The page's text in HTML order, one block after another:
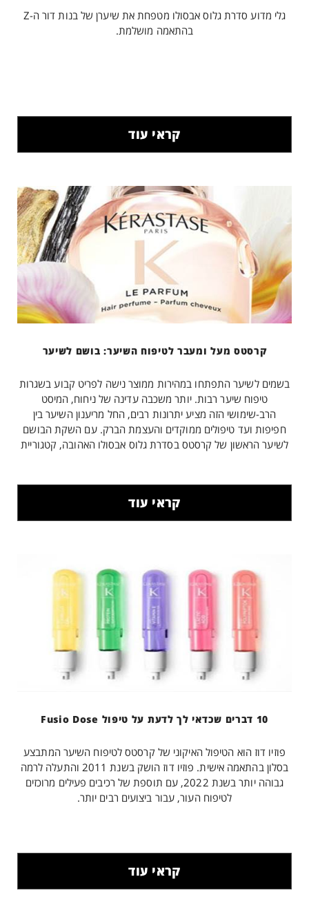
גלי מדוע סדרת גלוס אבסולו מטפחת את שיערן של בנות דור ה-Z
בהתאמה מושלמת.
קראי עוד
קרסטס מעל ומעבר לטיפוח השיער: בושם לשיער
בשמים לשיער התפתחו במהירות ממוצר נישה לפריט קבוע בשגרות
טיפוח שיער רבות. יותר משכבה עדינה של ניחוח, המיסט
הרב-שימושי הזה מציע יתרונות רבים, החל מריענון השיער בין
חפיפות ועד טיפולים ממוקדים והעצמת הברק. עם השקת הבושם
לשיער הראשון של קרסטס בסדרת גלוס אבסולו האהובה, קטגוריית
קראי עוד
10 דברים שכדאי לך לדעת על טיפול Fusio Dose
פוזיו דוז הוא הטיפול האיקוני של קרסטס לטיפוח השיער המתבצע
בסלון בהתאמה אישית. פוזיו דוז הושק בשנת 2011 והתעלה לרמה
גבוהה יותר בשנת 2022, עם תוספת של רכיבים פעילים מרוכזים
לטיפוח העור, עבור ביצועים רבים יותר.
קראי עוד